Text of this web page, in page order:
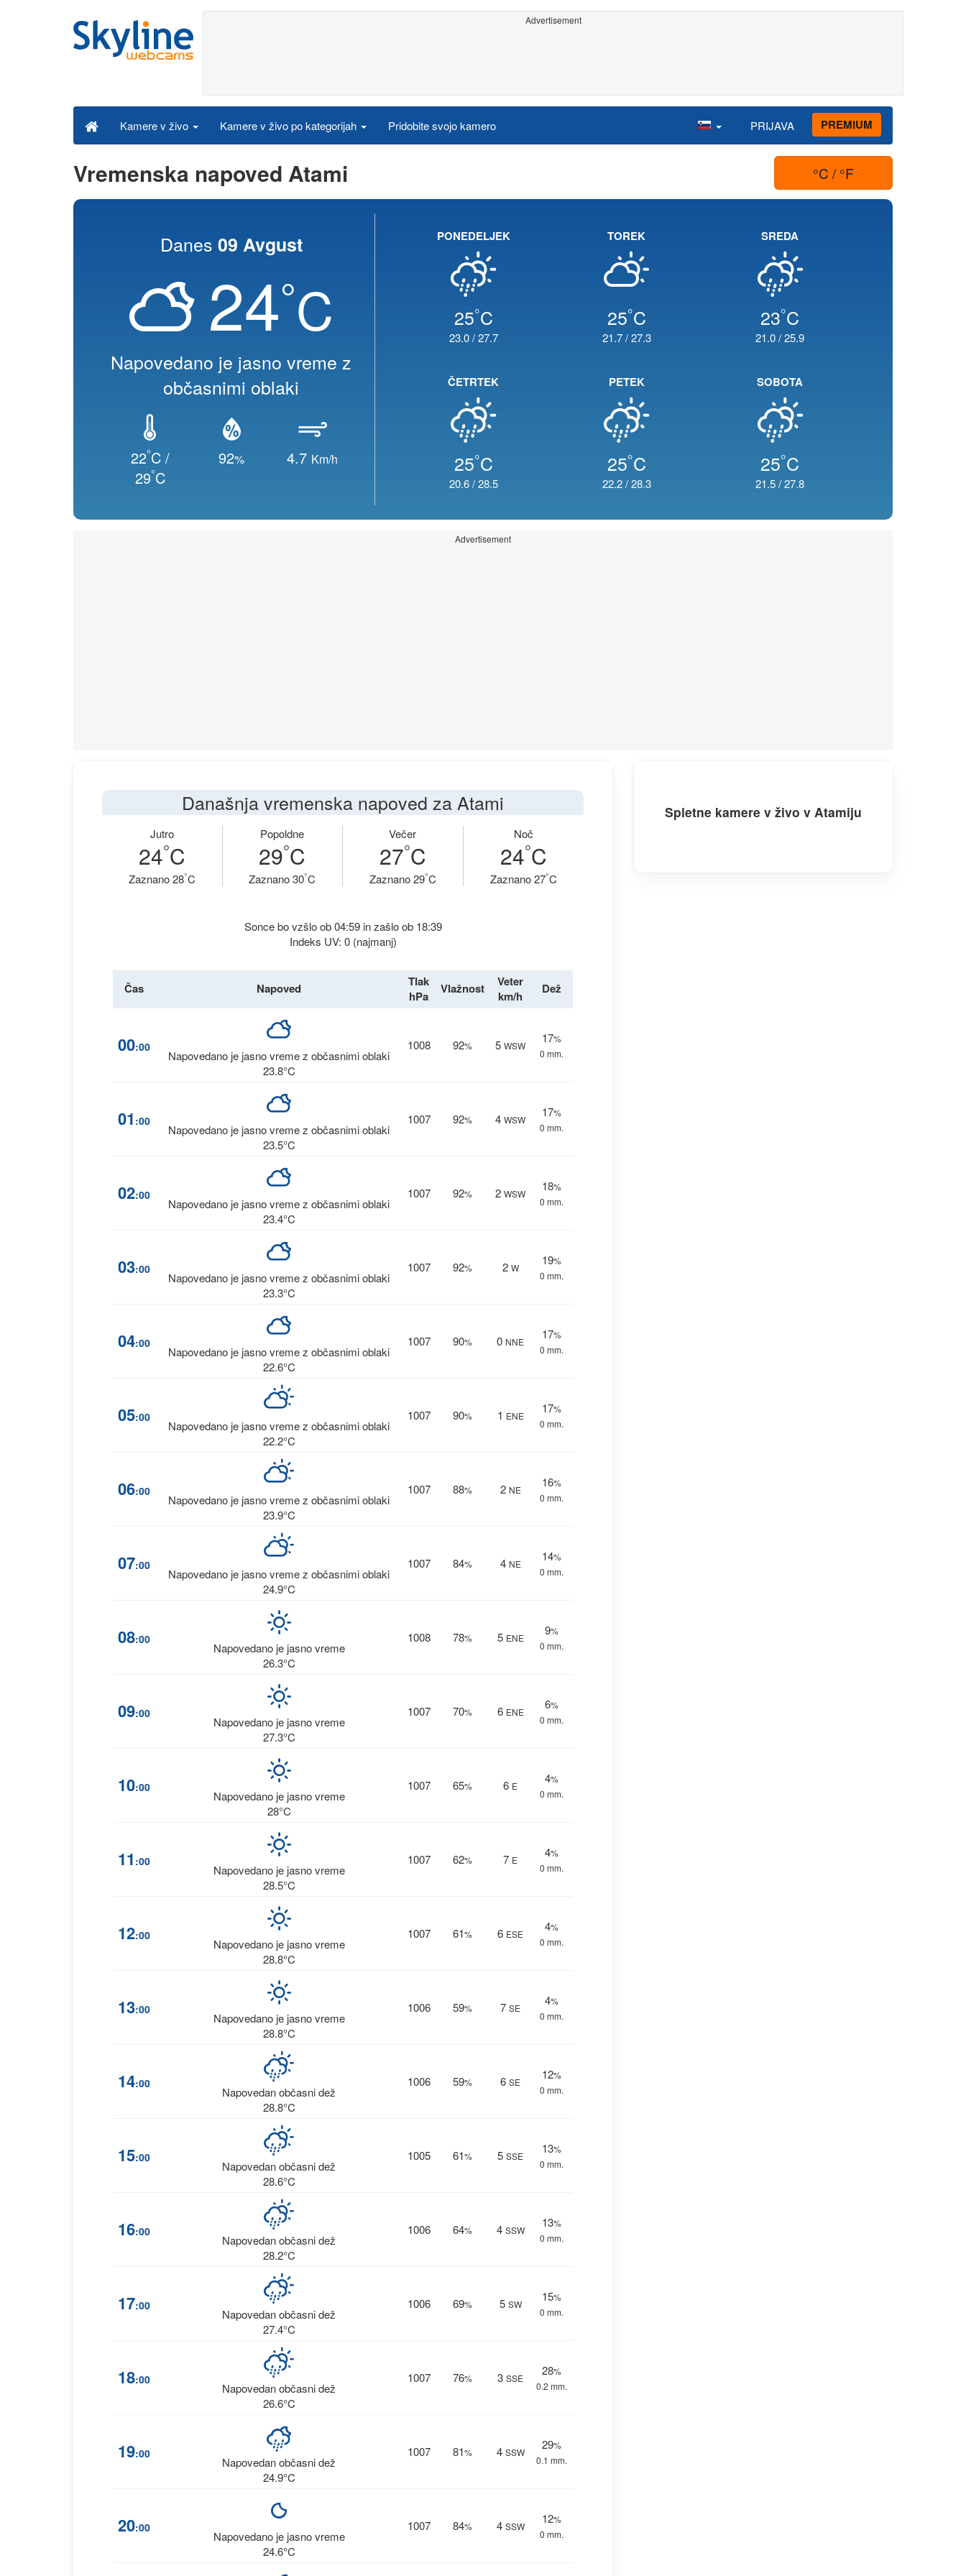
Advertisement
Kamere v živo Kamere v živo po kategorijah Pridobite svojo kamero PRIJAVA PREMIUM
Vremenska napoved Atami °C / °F
Danes 09 Avgust
24°C
Napovedano je jasno vreme z
občasnimi oblaki
22°C /
29°C
92% 4.7 Km/h
PONEDELJEK
25°C
23.0/27.7
TOREK
25°C
21.7/27.3
SREDA
23°C
21.0/25.9
ČETRTEK
25°C
20.6/28.5
PETEK
25°C
22.2/28.3
SOBOTA
25°C
21.5/27.8
Advertisement
Današnja vremenska napoved za Atami
Jutro
24°C
Zaznano 28°C
Popoldne
29°C
Zaznano 30°C
Večer
27°C
Zaznano 29°C
Noč
24°C
Zaznano 27°C
Sonce bo vzšlo ob 04:59 in zašlo ob 18:39
Indeks UV: 0 (najmanj)
Čas Napoved
Tlak
hPa
Vlažnost
Veter
km/h
Dež
00:00
Napovedano je jasno vreme z občasnimi oblaki
23.8°C
1008 92% 5 WSW
17%
0 mm.
01 :00
Napovedano je jasno vreme z občasnimi oblaki
23.5°C
1007 92% 4 WSW
17%
0 mm.
02:00
Napovedano je jasno vreme z občasnimi oblaki
23.4°C
1007 92% 2 WSW
18%
0 mm.
03:00
Napovedano je jasno vreme z občasnimi oblaki
23.3°C
1007 92% 2 W
19%
0 mm.
04:00
Napovedano je jasno vreme z občasnimi oblaki
22.6°C
1007 90% 0 NNE
17%
0 mm.
05:00
Napovedano je jasno vreme z občasnimi oblaki
22.2°C
1007 90% 1 ENE
17%
0 mm.
06:00
Napovedano je jasno vreme z občasnimi oblaki
23.9°C
1007 88% 2 NE
16%
0 mm.
07:00
Napovedano je jasno vreme z občasnimi oblaki
24.9°C
1007 84% 4 NE
14%
0 mm.
08:00
Napovedano je jasno vreme
26.3°C
1008 78% 5 ENE
9%
0 mm.
09:00
Napovedano je jasno vreme
27.3°C
1007 70% 6 ENE
6%
0 mm.
10:00
Napovedano je jasno vreme
28°C
1007 65% 6 E
4%
0 mm.
11 :00
Napovedano je jasno vreme
28.5°C
1007 62% 7 E
4%
0 mm.
12:00
Napovedano je jasno vreme
28.8°C
1007 61% 6 ESE
4%
0 mm.
13:00
Napovedano je jasno vreme
28.8°C
1006 59% 7 SE
4%
0 mm.
14:00
Napovedan občasni dež
28.8°C
1006 59% 6 SE
12%
0 mm.
15:00
Napovedan občasni dež
28.6°C
1005 61% 5 SSE
13%
0 mm.
16:00
Napovedan občasni dež
28.2°C
1006 64% 4 SSW
13%
0 mm.
17:00
Napovedan občasni dež
27.4°C
1006 69% 5 SW
15%
0 mm.
18:00
Napovedan občasni dež
26.6°C
1007 76% 3 SSE
28%
0.2 mm.
19:00
Napovedan občasni dež
24.9°C
1007 81% 4 SSW
29%
0.1 mm.
20:00
Napovedano je jasno vreme
24.6°C
1007 84% 4 SSW
12%
0 mm.
Spletne kamere v živo v Atamiju